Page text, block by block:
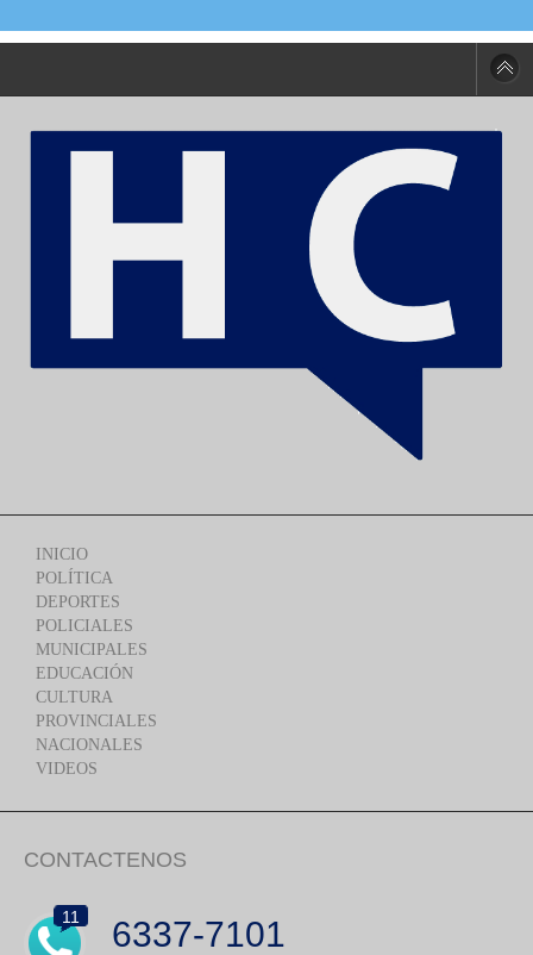
INICIO
POLÍTICA
DEPORTES
POLICIALES
MUNICIPALES
EDUCACIÓN
CULTURA
PROVINCIALES
NACIONALES
VIDEOS
CONTACTENOS
11 6337-7101